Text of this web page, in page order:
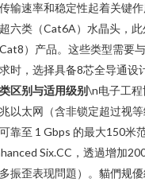
输速率和稳定性起着关键
六类（Cat6A）水晶头，
）产品。这些类型需要
时，选择具备8芯全导通设
区别与适用级别\n电子工
以太网（含非锁定超过视
靠至 1 Gbps 的最大150米
Six.CC，透過增加
振歪表现問題）。貓們规